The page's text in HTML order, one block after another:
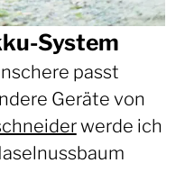
System
passt
Geräte von
werde ich